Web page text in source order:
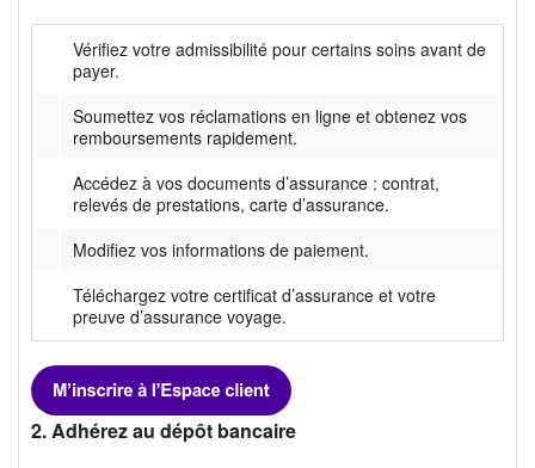
Vérifiez votre admissibilité pour certains soins avant de
payer.
Soumettez vos réclamations en ligne et obtenez vos
remboursements rapidement.
Accédez à vos documents d’assurance : contrat,
relevés de prestations, carte d’assurance.
Modifiez vos informations de paiement.
Téléchargez votre certificat d’assurance et votre
preuve d’assurance voyage.
2. Adhérez au dépôt bancaire